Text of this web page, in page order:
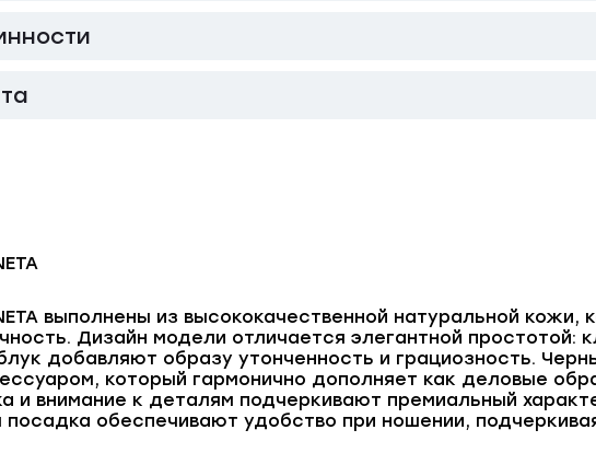
выполнены из высококачественной натуральной кожи,
Дизайн модели отличается элегантной простотой:
добавляют образу утонченность и грациозность.
который гармонично дополняет как деловые
и внимание к деталям подчеркивают премиальный
обеспечивают удобство при ношении,